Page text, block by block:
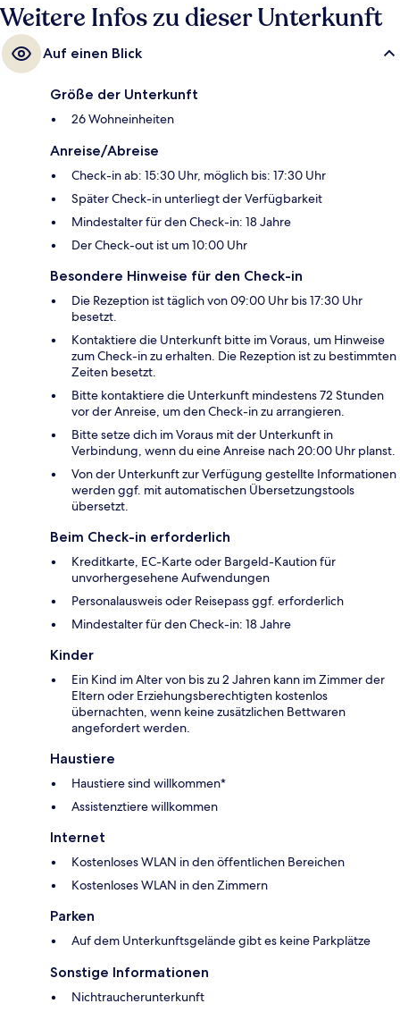
Weitere Infos zu dieser Unterkunft
Auf einen Blick
Größe der Unterkunft
26 Wohneinheiten
Anreise/Abreise
Check-in ab: 15:30 Uhr, möglich bis: 17:30 Uhr
Später Check-in unterliegt der Verfügbarkeit
Mindestalter für den Check-in: 18 Jahre
Der Check-out ist um 10:00 Uhr
Besondere Hinweise für den Check-in
Die Rezeption ist täglich von 09:00 Uhr bis 17:30 Uhr
besetzt.
Kontaktiere die Unterkunft bitte im Voraus, um Hinweise
zum Check-in zu erhalten. Die Rezeption ist zu bestimmten
Zeiten besetzt.
Bitte kontaktiere die Unterkunft mindestens 72 Stunden
vor der Anreise, um den Check-in zu arrangieren.
Bitte setze dich im Voraus mit der Unterkunft in
Verbindung, wenn du eine Anreise nach 20:00 Uhr planst.
Von der Unterkunft zur Verfügung gestellte Informationen
werden ggf. mit automatischen Übersetzungstools
übersetzt.
Beim Check-in erforderlich
Kreditkarte, EC-Karte oder Bargeld-Kaution für
unvorhergesehene Aufwendungen
Personalausweis oder Reisepass ggf. erforderlich
Mindestalter für den Check-in: 18 Jahre
Kinder
Ein Kind im Alter von bis zu 2 Jahren kann im Zimmer der
Eltern oder Erziehungsberechtigten kostenlos
übernachten, wenn keine zusätzlichen Bettwaren
angefordert werden.
Haustiere
Haustiere sind willkommen*
Assistenztiere willkommen
Internet
Kostenloses WLAN in den öffentlichen Bereichen
Kostenloses WLAN in den Zimmern
Parken
Auf dem Unterkunftsgelände gibt es keine Parkplätze
Sonstige Informationen
Nichtraucherunterkunft